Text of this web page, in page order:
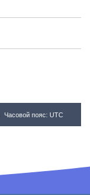
Часовой пояс: UTC